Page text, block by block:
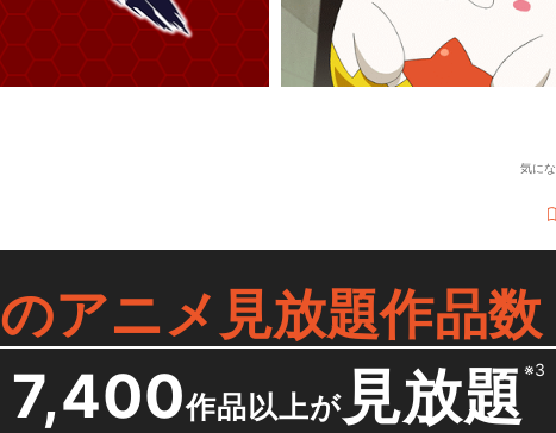
気に
のアニメ見放題作品数
7,400作品以上が 見放題※3